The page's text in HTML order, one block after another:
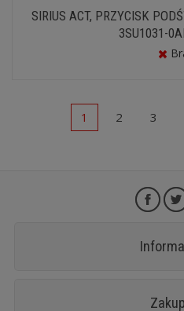
SIRIUS ACT, PRZYCISK
3SU1031-
1 2 3